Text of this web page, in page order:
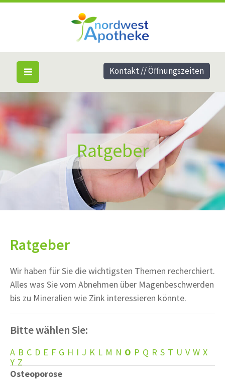
Ratgeber
Ratgeber
Wir haben für Sie die wichtigsten Themen recherchiert.
Alles was Sie vom Abnehmen über Magenbeschwerden
bis zu Mineralien wie Zink interessieren könnte.
Bitte wählen Sie:
A B C D E F G H I J K L M N O P Q R S T U V W X
Y Z
Osteoporose
Kontakt // Öffnungszeiten